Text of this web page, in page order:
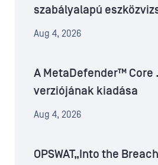
szabályalapú
Aug 4, 2026
A MetaDefender™ Core
verziójának kiadása
Aug 4, 2026
OPSWAT„Into the